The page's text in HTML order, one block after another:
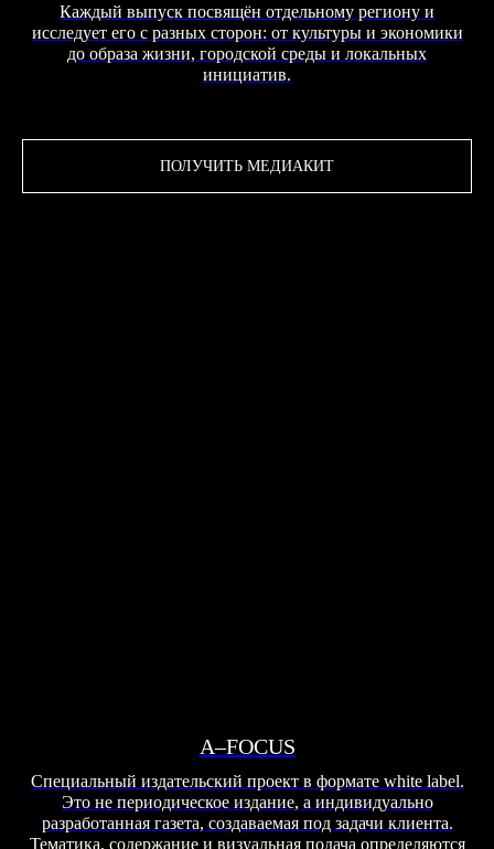
Каждый выпуск посвящён отдельному региону и
исследует его с разных сторон: от культуры и экономики
до образа жизни, городской среды и локальных
инициатив.
ПОЛУЧИТЬ МЕДИАКИТ
A–FOCUS
Cпециальный издательский проект в формате white label.
Это не периодическое издание, а индивидуально
разработанная газета, создаваемая под задачи клиента.
Тематика, содержание и визуальная подача определяются